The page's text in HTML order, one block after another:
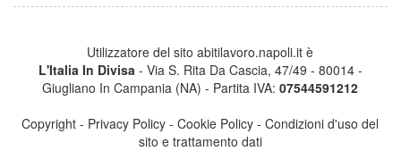
Utilizzatore del sito abitilavoro.napoli.it è
L'Italia In Divisa - Via S. Rita Da Cascia, 47/49 - 80014 -
Giugliano In Campania (NA) - Partita IVA:07544591212
Copyright - Privacy Policy -Cookie Policy -Condizioni d'uso del
sito e trattamento dati